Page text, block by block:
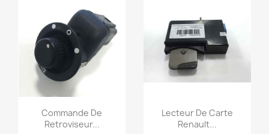
Aperçu rapide
Commande De
Retroviseur...
Aperçu rapide
Lecteur De Carte
Renault...